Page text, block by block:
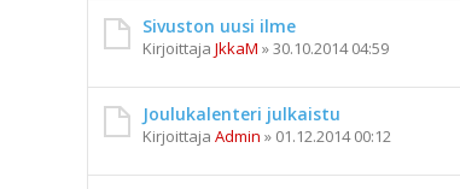
Sivuston uusi ilme
Kirjoittaja JkkaM »30.10.2014 04:59
Joulukalenteri julkaistu
Kirjoittaja Admin » 01.12.2014 00:12